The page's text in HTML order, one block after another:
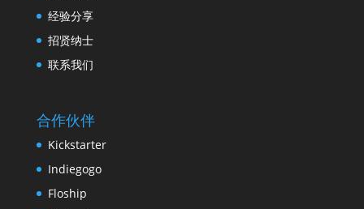
经验分享
招贤纳士
联系我们
合作伙伴
Kickstarter
Indiegogo
Floship